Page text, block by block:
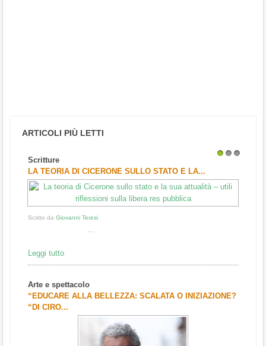
ARTICOLI PIÙ LETTI
Scritture
LA TEORIA DI CICERONE SULLO STATO E LA...
Scritto da Giovanni Teresi
...
Leggi tutto
Arte e spettacolo
“EDUCARE ALLA BELLEZZA: SCALATA O INIZIAZIONE?
“DI CIRO...